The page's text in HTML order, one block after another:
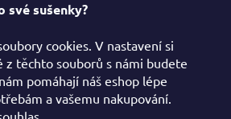
své sušenky?
cookies. V nastavení si
těchto souborů s námi budete
pomáhají náš eshop lépe
a vašemu nakupování.